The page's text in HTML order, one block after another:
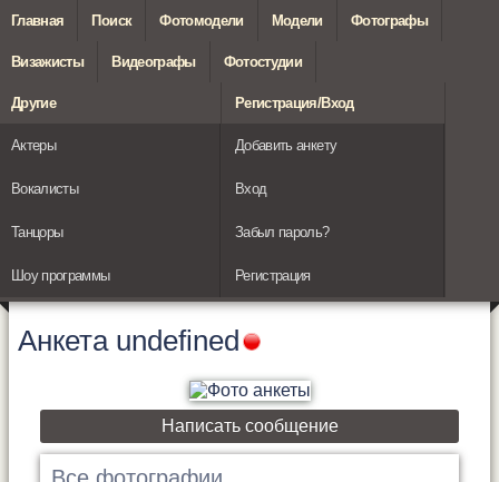
Главная Поиск Фотомодели Модели Фотографы
Визажисты Видеографы Фотостудии
Другие
Актеры
Вокалисты
Танцоры
Шоу программы
Регистрация/Вход
Добавить анкету
Вход
Забыл пароль?
Регистрация
Анкета undefined
Написать сообщение